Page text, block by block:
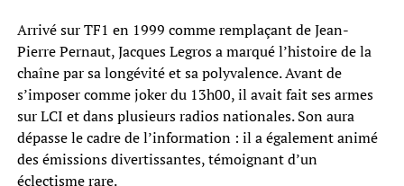
Arrivé sur TF1 en 1999 comme remplaçant de Jean-
Pierre Pernaut, Jacques Legros a marqué l’histoire de la
chaîne par sa longévité et sa polyvalence. Avant de
s’imposer comme joker du 13h00, il avait fait ses armes
sur LCI et dans plusieurs radios nationales. Son aura
dépasse le cadre de l’information : il a également animé
des émissions divertissantes, témoignant d’un
éclectisme rare.